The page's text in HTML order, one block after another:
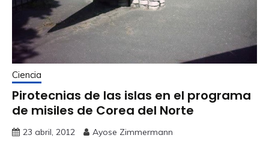
Ciencia
Pirotecnias de las islas en el programa
de misiles de Corea del Norte
23 abril, 2012 Ayose Zimmermann